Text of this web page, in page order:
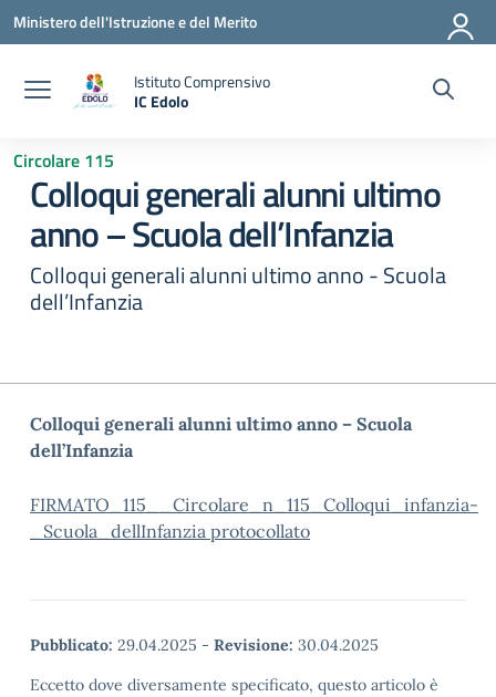
Vai ai contenuti
Vai al menu di navigazione
Vai al footer
Ministero dell'Istruzione e del Merito
Istituto Comprensivo
IC Edolo
Circolare 115
Colloqui generali alunni ultimo
anno – Scuola dell’Infanzia
Colloqui generali alunni ultimo anno - Scuola
dell’Infanzia
Colloqui generali alunni ultimo anno – Scuola
dell’Infanzia
FIRMATO_115__Circolare_n_115_Colloqui_infanzia-
_Scuola_dellInfanzia protocollato
Pubblicato: 29.04.2025 - Revisione: 30.04.2025
Eccetto dove diversamente specificato, questo articolo è